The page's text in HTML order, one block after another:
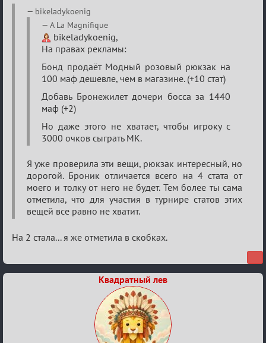
Re:
Сумрак
нововведения
bikeladykoenig
A La Magnifique
bikeladykoenig,
На правах рекламы:
Бонд продаёт Модный розовый рюкзак на
100 маф дешевле, чем в магазине. (+10 стат)
Добавь Бронежилет дочери босса за 1440
маф (+2)
Но даже этого не хватает, чтобы игроку с
3000 очков сыграть МК.
Я уже проверила эти вещи, рюкзак интересный, но
дорогой. Броник отличается всего на 4 стата от
моего и толку от него не будет. Тем более ты сама
отметила, что для участия в турнире статов этих
вещей все равно не хватит.
На 2 стала... я же отметила в скобках.
Квадратный лев